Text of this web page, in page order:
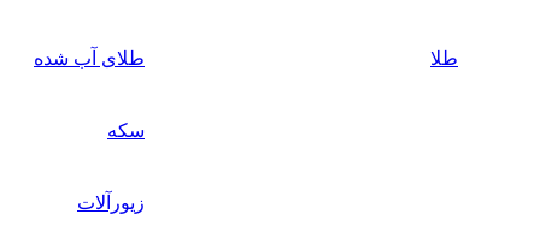
طلا طلای آب شده
سکه
زیورآلات